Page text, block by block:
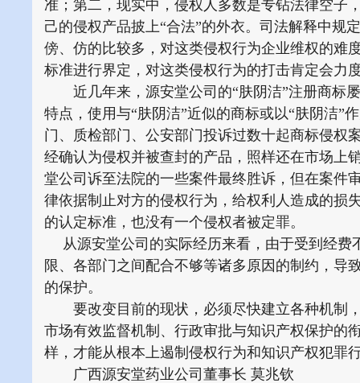
准；第二，现实中，侵权人多数是专钻法律空子
己的侵权产品披上“合法”的外衣。司法解释中规
傍、仿的比较多，对这类侵权行为企业维权的难
标准进行界定，对这类侵权行为的打击肯定会力
近几年来，源安堂公司的“肤阴洁”注册商标
特点，使用与“肤阴洁”近似的商标或以“肤阴洁”
门、质检部门、公安部门投诉过数十起商标侵权
经确认为侵权并被查封的产品，照样还在市场上
堂公司诉至法院的一些案件最终胜诉，但在案件
律依据制止对方的侵权行为，给权利人造成的损
的认定标准，也没有一个侵权者被定罪。
从源安堂公司的实际经历来看，由于受到经费
限、各部门之间配合不够等诸多原因的制约，导
的保护。
要改变目前的现状，必须尽快建立各种机制
市场有效监督机制、行政审批与知识产权保护的
样，才能从根本上遏制侵权行为和知识产权犯罪
广西源安堂药业公司董事长 莫兆钦